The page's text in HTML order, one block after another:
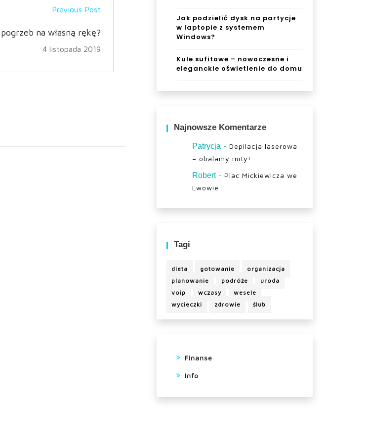
Previous Post
na własną rękę?
4 listopada 2019
Jak podzielić dysk na partycje
w laptopie z systemem
Windows?
Kule sufitowe – nowoczesne i
eleganckie oświetlenie do domu
Najnowsze Komentarze
Patrycja - Depilacja laserowa
– obalamy mity!
Robert- Plac Mickiewicza we
Lwowie
Tagi
dieta gotowanie
organizacja
planowanie
podróże
uroda
voip
wczasy
wesele
wycieczki
zdrowie ślub
Finanse
Info